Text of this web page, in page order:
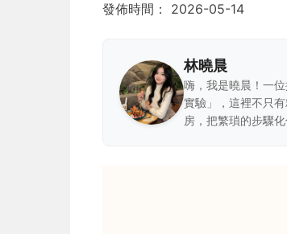
發佈時間： 2026-05-14
林曉晨
嗨，我是曉晨！一
實驗」，這裡不只
房，把繁瑣的步驟